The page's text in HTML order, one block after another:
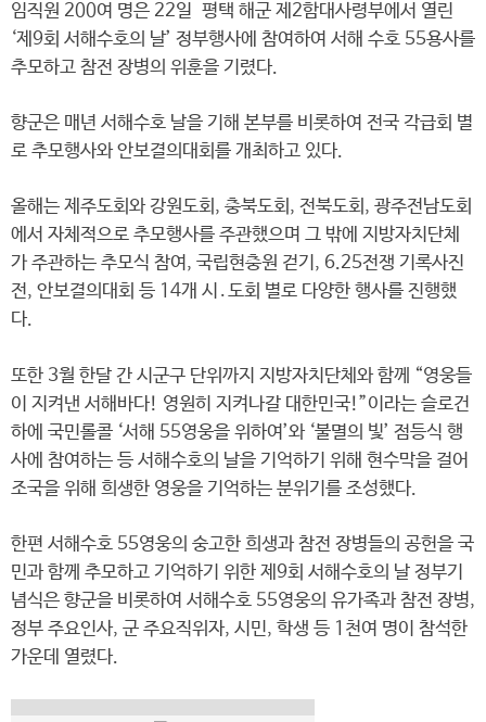
임직원 200여 명은 22일 평택 해군 제2함대사령부에서 열린
‘제9회 서해수호의 날’ 정부행사에 참여하여 서해 수호 55용사를
추모하고 참전 장병의 위훈을 기렸다.
향군은 매년 서해수호 날을 기해 본부를 비롯하여 전국 각급회 별
로 추모행사와 안보결의대회를 개최하고 있다.
올해는 제주도회와 강원도회, 충북도회, 전북도회, 광주전남도회
에서 자체적으로 추모행사를 주관했으며 그 밖에 지방자치단체
가 주관하는 추모식 참여, 국립현충원 걷기, 6.25전쟁 기록사진
전, 안보결의대회 등 14개 시․도회 별로 다양한 행사를 진행했
다.
또한 3월 한달 간 시군구 단위까지 지방자치단체와 함께 “영웅들
이 지켜낸 서해바다! 영원히 지켜나갈 대한민국!”이라는 슬로건
하에 국민롤콜 ‘서해 55영웅을 위하여’와 ‘불멸의 빛’ 점등식 행
사에 참여하는 등 서해수호의 날을 기억하기 위해 현수막을 걸어
조국을 위해 희생한 영웅을 기억하는 분위기를 조성했다.
한편 서해수호 55영웅의 숭고한 희생과 참전 장병들의 공헌을 국
민과 함께 추모하고 기억하기 위한 제9회 서해수호의 날 정부기
념식은 향군을 비롯하여 서해수호 55영웅의 유가족과 참전 장병,
정부 주요인사, 군 주요직위자, 시민, 학생 등 1천여 명이 참석한
가운데 열렸다.